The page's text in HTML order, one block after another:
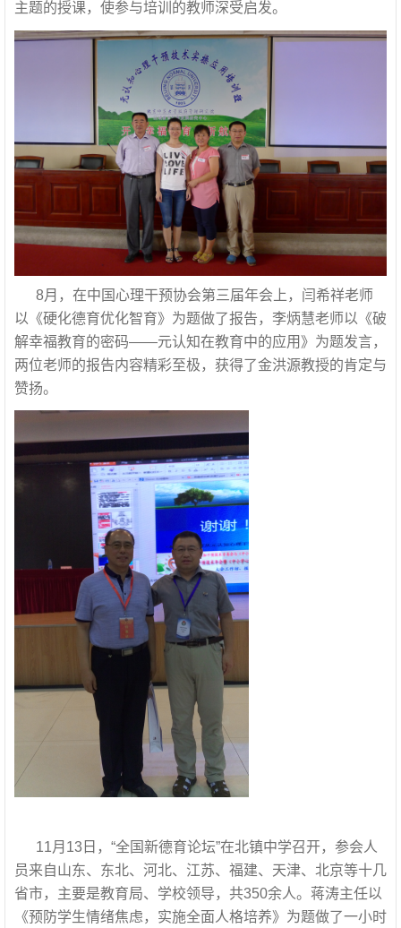
主题的授课，使参与培训的教师深受启发。
8月，在中国心理干预协会第三届年会上，闫希祥老师
以《硬化德育优化智育》为题做了报告，李炳慧老师以《破
解幸福教育的密码——元认知在教育中的应用》为题发言，
两位老师的报告内容精彩至极，获得了金洪源教授的肯定与
赞扬。
11月13日，“全国新德育论坛”在北镇中学召开，参会人
员来自山东、东北、河北、江苏、福建、天津、北京等十几
省市，主要是教育局、学校领导，共350余人。蒋涛主任以
《预防学生情绪焦虑，实施全面人格培养》为题做了一小时